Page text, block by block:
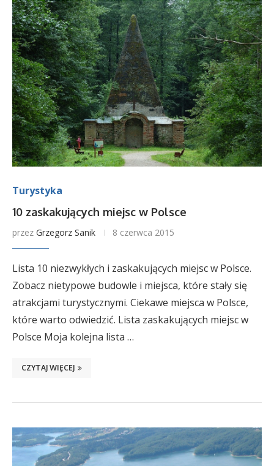
Turystyka
10 zaskakujących miejsc w Polsce
przez Grzegorz Sanik 8 czerwca 2015
Lista 10 niezwykłych i zaskakujących miejsc w Polsce.
Zobacz nietypowe budowle i miejsca, które stały się
atrakcjami turystycznymi. Ciekawe miejsca w Polsce,
które warto odwiedzić. Lista zaskakujących miejsc w
Polsce Moja kolejna lista …
CZYTAJ WIĘCEJ